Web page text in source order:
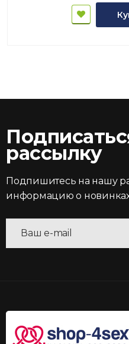
рассылку
Подпишитесь на нашу
информацию о